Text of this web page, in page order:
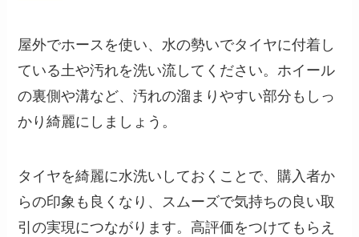
屋外でホースを使い、水の勢いでタイヤに付着し
ている土や汚れを洗い流してください。ホイール
の裏側や溝など、汚れの溜まりやすい部分もしっ
かり綺麗にしましょう。
タイヤを綺麗に水洗いしておくことで、購入者か
らの印象も良くなり、スムーズで気持ちの良い取
引の実現につながります。高評価をつけてもらえ